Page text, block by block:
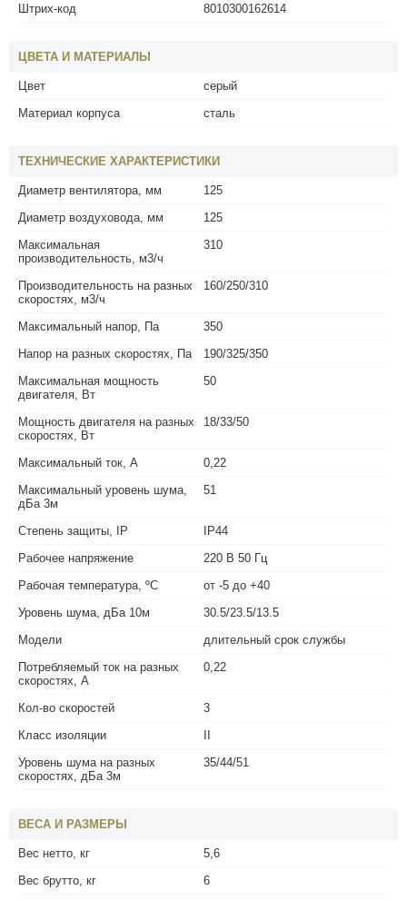
Штрих-код
8010300162614
ЦВЕТА И МАТЕРИАЛЫ
Цвет
серый
Материал корпуса
сталь
ТЕХНИЧЕСКИЕ ХАРАКТЕРИСТИКИ
Диаметр вентилятора, мм
125
Диаметр воздуховода, мм
125
Максимальная
производительность, м3/ч
310
Производительность на разных
скоростях, м3/ч
160/250/310
Максимальный напор, Па
350
Напор на разных скоростях, Па
190/325/350
Максимальная мощность
двигателя, Вт
50
Мощность двигателя на разных
скоростях, Вт
18/33/50
Максимальный ток, А
0,22
Максимальный уровень шума,
дБа 3м
51
Степень защиты, IP
IP44
Рабочее напряжение
220 В 50 Гц
Рабочая температура, ºС
от -5 до +40
Уровень шума, дБа 10м
30.5/23.5/13.5
Модели
длительный срок службы
Потребляемый ток на разных
скоростях, А
0,22
Кол-во скоростей
3
Класс изоляции
II
Уровень шума на разных
скоростях, дБа 3м
35/44/51
ВЕСА И РАЗМЕРЫ
Вес нетто, кг
5,6
Вес брутто, кг
6